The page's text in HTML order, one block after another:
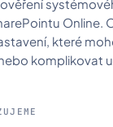
Online.
které
komplikovat